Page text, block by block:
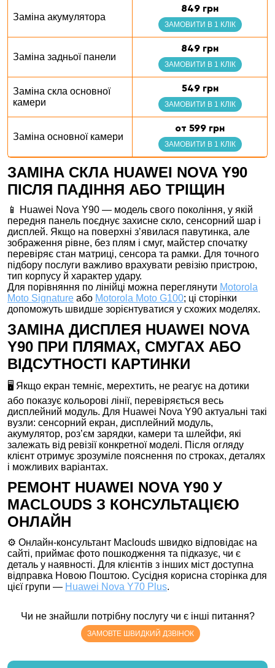
Заміна акумулятора
849 грн
ЗАМОВИТИ В 1 КЛІК
Заміна задньої панели
849 грн
ЗАМОВИТИ В 1 КЛІК
Заміна скла основної
камери
549 грн
ЗАМОВИТИ В 1 КЛІК
Заміна основної камери
от 599 грн
ЗАМОВИТИ В 1 КЛІК
ЗАМІНА СКЛА HUAWEI NOVA Y90
ПІСЛЯ ПАДІННЯ АБО ТРІЩИН
📱 Huawei Nova Y90 — модель свого покоління, у якій
передня панель поєднує захисне скло, сенсорний шар і
дисплей. Якщо на поверхні з’явилася павутинка, але
зображення рівне, без плям і смуг, майстер спочатку
перевіряє стан матриці, сенсора та рамки. Для точного
підбору послуги важливо врахувати ревізію пристрою,
тип корпусу й характер удару.
Для порівняння по лінійці можна переглянути Motorola
Moto Signature або Motorola Moto G100; ці сторінки
допоможуть швидше зорієнтуватися у схожих моделях.
ЗАМІНА ДИСПЛЕЯ HUAWEI NOVA
Y90 ПРИ ПЛЯМАХ, СМУГАХ АБО
ВІДСУТНОСТІ КАРТИНКИ
🖥️ Якщо екран темніє, мерехтить, не реагує на дотики
або показує кольорові лінії, перевіряється весь
дисплейний модуль. Для Huawei Nova Y90 актуальні такі
вузли: сенсорний екран, дисплейний модуль,
акумулятор, роз’єм зарядки, камери та шлейфи, які
залежать від ревізії конкретної моделі. Після огляду
клієнт отримує зрозуміле пояснення по строках, деталях
і можливих варіантах.
РЕМОНТ HUAWEI NOVA Y90 У
MACLOUDS З КОНСУЛЬТАЦІЄЮ
ОНЛАЙН
⚙️ Онлайн-консультант Maclouds швидко відповідає на
сайті, приймає фото пошкодження та підказує, чи є
деталь у наявності. Для клієнтів з інших міст доступна
відправка Новою Поштою. Сусідня корисна сторінка для
цієї групи — Huawei Nova Y70 Plus.
Чи не знайшли потрібну послугу чи є інші питання?
ЗАМОВТЕ ШВИДКИЙ ДЗВІНОК